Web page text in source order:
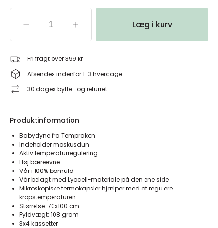
Læg i kurv
Fri fragt over 399 kr
Afsendes indenfor 1-3 hverdage
30 dages bytte- og returret
Produktinformation
Babydyne fra Temprakon
Indeholder moskusdun
Aktiv temperaturregulering
Høj bæreevne
Vår i 100% bomuld
Vår belagt med Lyocell-materiale på den ene side
Mikroskopiske termokapsler hjælper med at regulere
kropstemperaturen
Størrelse: 70x100 cm
Fyldvægt: 108 gram
3x4 kassetter